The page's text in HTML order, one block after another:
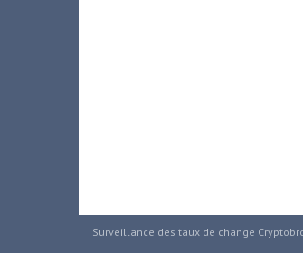
Surveillance des taux de change